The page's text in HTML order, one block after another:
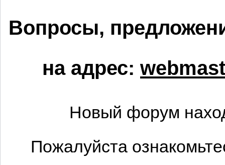
Вопросы,
на адрес:
Новый форум
Пожалуйста